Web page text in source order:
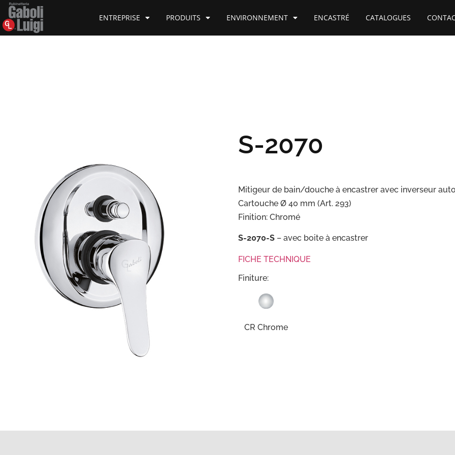
ENTREPRISE PRODUITS ENVIRONNEMENT ENCASTRÉ CATALOGUES
S-2070
Mitigeur de bain/douche à encastrer avec inverseur
Cartouche Ø 40 mm (Art. 293)
Finition: Chromé
S-2070-S – avec boite à encastrer
FICHE TECHNIQUE
Finiture:
CR Chrome